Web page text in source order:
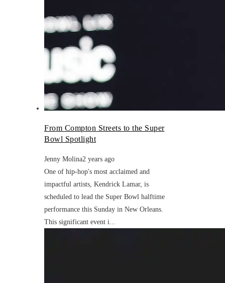
From Compton Streets to the Super
Bowl Spotlight
Jenny Molina2 years ago
One of hip-hop's most acclaimed and
impactful artists, Kendrick Lamar, is
scheduled to lead the Super Bowl halftime
performance this Sunday in New Orleans.
This significant event i...